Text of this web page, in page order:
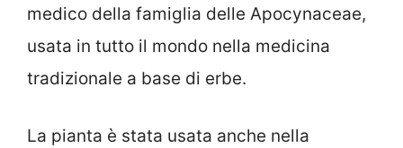
medico della famiglia delle Apocynaceae,
usata in tutto il mondo nella medicina
tradizionale a base di erbe.
La pianta è stata usata anche nella